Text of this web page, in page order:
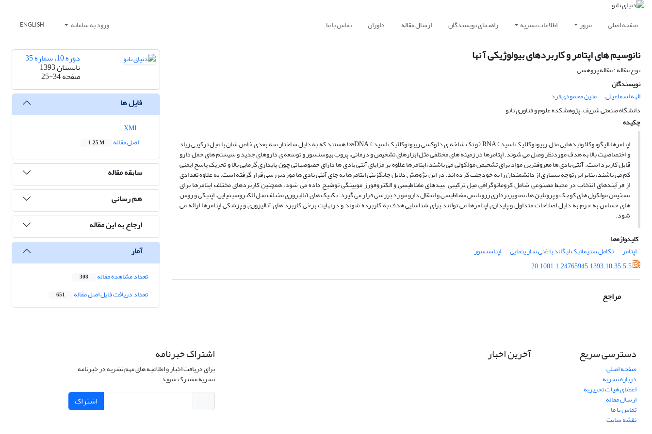
صفحه اصلی مرور اطلاعات نشریه راهنمای نویسندگان ارسال مقاله داوران تماس با ما ورود به سامانه ENGLISH
نانوسیم های اپتامر و کاربردهای بیولوژیکی آ نها
نوع مقاله : مقاله پژوهشی
نویسندگان
الهه اسماعیلی
متین محمودی‌فرد
دانشگاه صنعتی شریف، پژوهشکده علوم و فناوری نانو
چکیده
اپتامرها الیگونوکلئوتیدهایی مثل ربیونوکلئیک اسید ) RNA ( و تک شاخه ی دئوکسی ریبونوکلئیک اسید ) ssDNA ( هستند که به دلیل ساختار سه بعدی خاص شان با میل ترکیبی زیاد
و اختصاصیت بالا به هدف موردنظر وصل می شوند. اپتامرها در زمینه های مختلفی مثل ابزارهای تشخیص و درمانی، پروب بیوسنسور و توسعه ی داروهای جدید و سیستم های حمل دارو
قابل کاربرد است. آنتی بادی ها معروفترین مواد برای تشخیص مولکولی می باشند، اپتامرها علاوه بر مزایای آنتی بادی ها دارای خصوصیاتی چون پایداری گرمایی بالا و تحریک پاسخ ایمنی
کم می باشند، بنابراین توجه بسیاری از دانشمندان را به خودجلب کرده اند. در این پژوهش دلایل جایگزینی اپتامرها به جای آنتی بادی ها موردبررسی قرار گرفته است. به علاوه تعدادی
از فرآیندهای انتخاب در محیط مصنوعی شامل کروماتوگرافی میل ترکیبی ،بیدهای مغناطیسی و الکتروفورز مویینگی توضیح داده می شود. همچنین کاربردهای مختلف اپتامرها برای
تشخیص مولکول های کوچک و پروتئین ها، تصویربرداری رزونانس مغناطیسی و انتقال دارو مو رد بررسی قرار می گیرد. تکنیک های آنالیزوری مختلف مثل الکتروشیمیایی، اپتیکی و روش
های حساس به جرم به دلیل اصلاحات متداول و پایداری اپتامرها می توانند برای شناسایی هدف به کاربرده شوند و درنهایت برخی کاربرد های آنالیزوری و پزشکی اپتامرها ارائه می
شود.
کلیدواژه‌ها
اپتامر
تکامل ستیماتیک لیگاند با غنی ساز ینمایی
اپتاسنسور
20.1001.1.24765945.1393.10.35.5.5
مراجع
دوره 10، شماره 35
تابستان 1393
صفحه25-34
فایل ها
اصل مقاله
1.25 M
سابقه مقاله
هم رسانی
ارجاع به این مقاله
آمار
تعداد مشاهده مقاله 308
تعداد دریافت فایل اصل مقاله 651
دسترسی سریع
صفحه اصلی
درباره نشریه
اعضای هیات تحریریه
ارسال مقاله
تماس با ما
نقشه سایت
آخرین اخبار اشتراک خبرنامه
برای دریافت اخبار و اطلاعیه های مهم نشریه در خبرنامه
نشریه مشترک شوید.
اشتراک